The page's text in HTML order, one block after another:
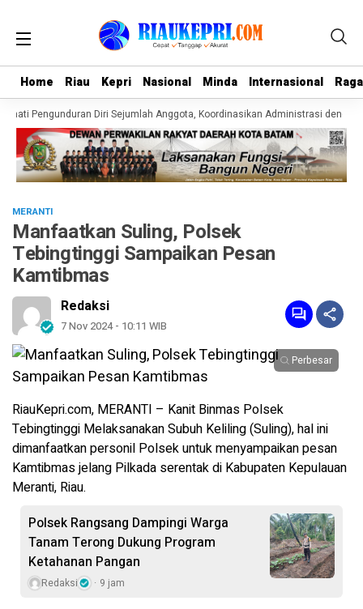
Home Riau Kepri Nasional Minda Internasional
Home Riau Kepri Nasional Minda Internasional
Pengunduran Diri Sejumlah Anggota, Koordinasikan Administrasi dengan
MERANTI
Manfaatkan Suling, Polsek
Tebingtinggi Sampaikan Pesan
Kamtibmas
Redaksi
7 Nov 2024 - 10:11 WIB
Perbesar
RiauKepri.com, MERANTI – Kanit Binmas Polsek
Tebingtinggi Melaksanakan Subuh Keliling (Suling), hal ini
dimanfaatkan personil Polsek untuk menyampaikan pesan
Kamtibmas jelang Pilkada serentak di Kabupaten Kepulauan
Meranti, Riau.
Polsek Rangsang Dampingi Warga
Tanam Terong Dukung Program
Ketahanan Pangan
Redaksi 9 jam